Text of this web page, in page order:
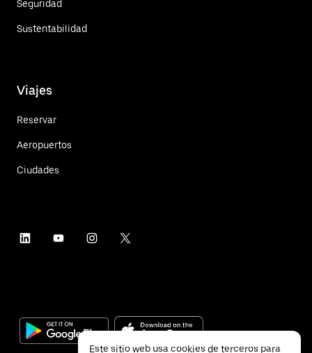
Seguridad
Sustentabilidad
Viajes
Reservar
Aeropuertos
Ciudades
Este sitio web usa cookies de terceros para